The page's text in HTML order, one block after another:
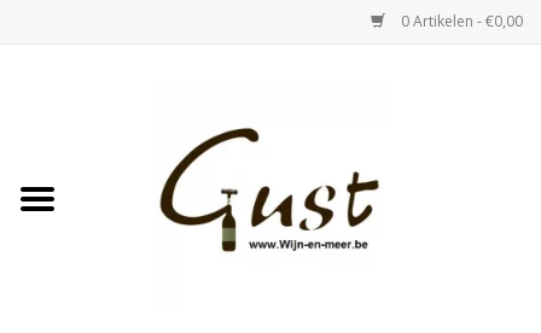
0 Artikelen - €0,00
Witte wijn